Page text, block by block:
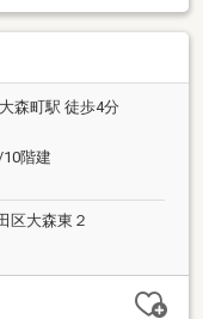
です。「新耐震基
ます！◆ペットと一
中の猫ちゃんの運
るい南東側の角部
、採光・通風とも
居住中ですが、と
覧ください！
森町駅 徒歩4分
階建
区大森東２